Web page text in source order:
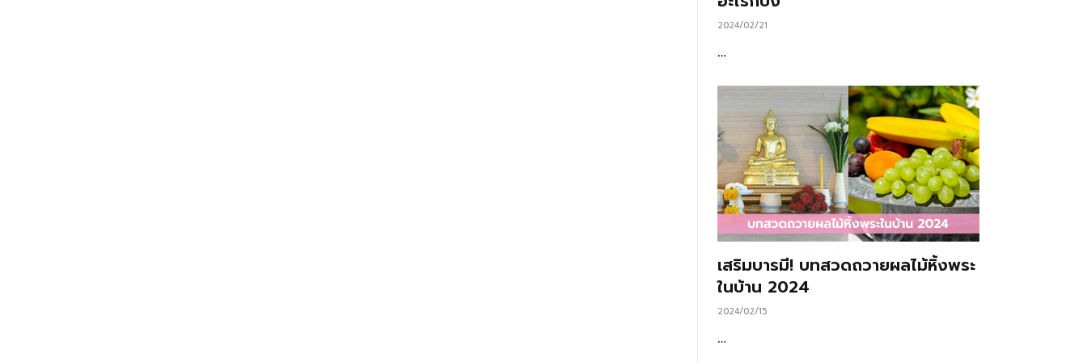
2024/02/21
…
เสริมบารมี! บทสวดถวายผลไม้หิ้งพระ
ในบ้าน 2024
2024/02/15
…